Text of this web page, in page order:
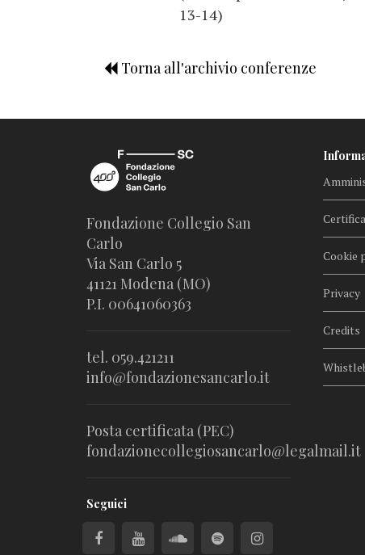
13-14)
Torna all'archivio conferenze
Fondazione Collegio San
Carlo
Via San Carlo 5
41121 Modena (MO)
P.I. 00641060363
tel. 059.421211
info@fondazionesancarlo.it
Posta certificata (PEC)
fondazionecollegiosancarlo@legalmail.it
Seguici
Cookie
Privacy
Credits